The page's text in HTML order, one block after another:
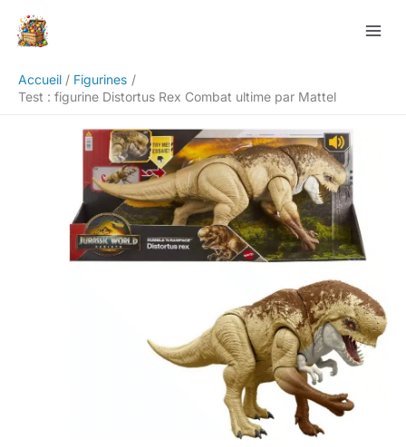
Accueil
Figurines
Test : figurine Distortus Rex Combat ultime par Mattel
Rechercher